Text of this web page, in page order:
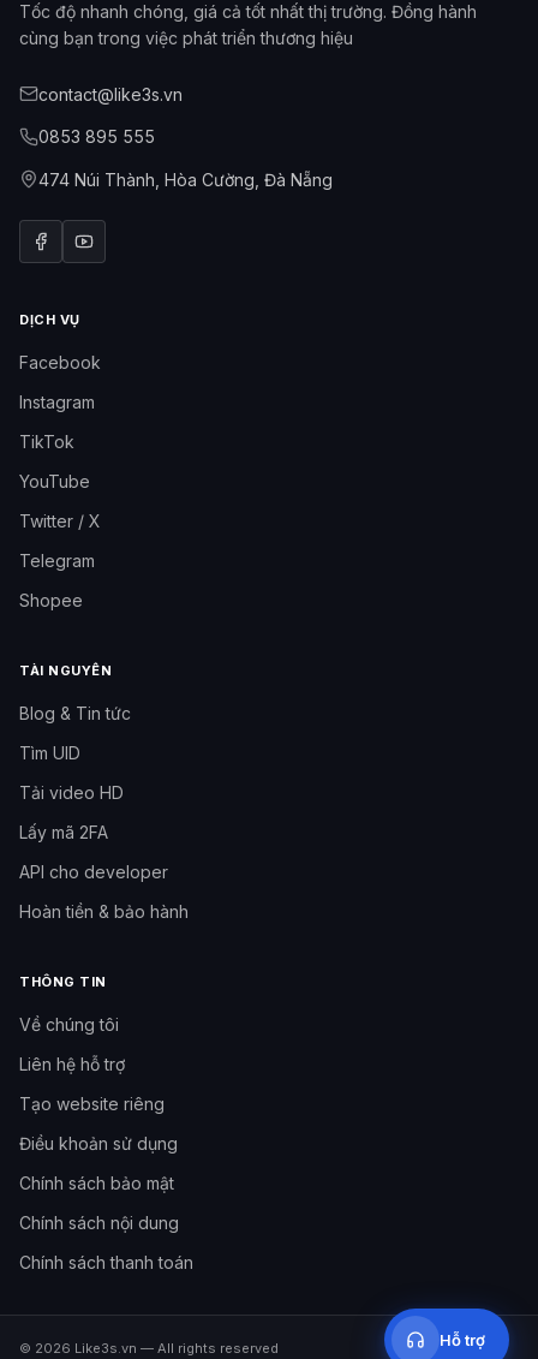
Hỗ trợ
Tốc độ nhanh chóng, giá cả tốt nhất thị trường. Đồng hành
cùng bạn trong việc phát triển thương hiệu
contact@like3s.vn
0853 895 555
474 Núi Thành, Hòa Cường, Đà Nẵng
DỊCH VỤ
Facebook
Instagram
TikTok
YouTube
Twitter / X
Telegram
Shopee
TÀI NGUYÊN
Blog & Tin tức
Tìm UID
Tải video HD
Lấy mã 2FA
API cho developer
Hoàn tiền & bảo hành
THÔNG TIN
Về chúng tôi
Liên hệ hỗ trợ
Tạo website riêng
Điều khoản sử dụng
Chính sách bảo mật
Chính sách nội dung
Chính sách thanh toán
© 2026 Like3s.vn — All rights reserved